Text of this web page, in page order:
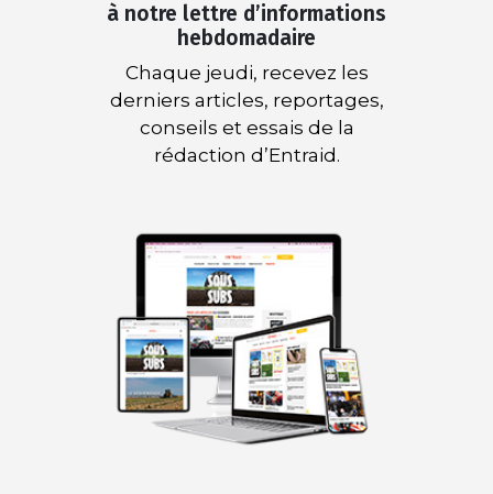
à notre lettre d’informations
hebdomadaire
Chaque jeudi, recevez les
derniers articles, reportages,
conseils et essais de la
rédaction d’Entraid.